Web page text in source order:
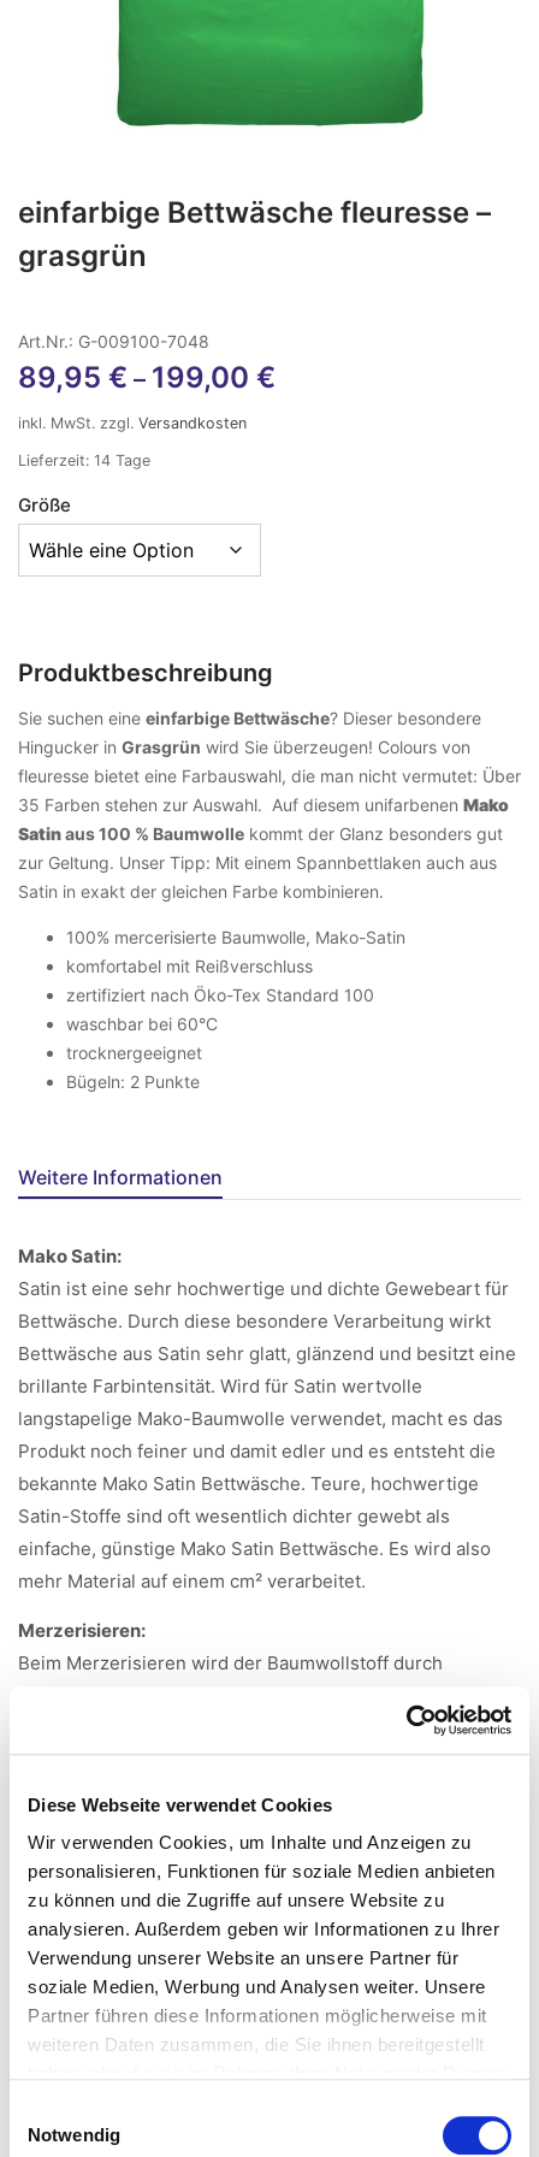
Diese Webseite verwendet Cookies
Wir verwenden Cookies, um Inhalte und Anzeigen zu
personalisieren, Funktionen für soziale Medien anbieten
zu können und die Zugriffe auf unsere Website zu
analysieren. Außerdem geben wir Informationen zu Ihrer
Verwendung unserer Website an unsere Partner für
soziale Medien, Werbung und Analysen weiter. Unsere
Partner führen diese Informationen möglicherweise mit
weiteren Daten zusammen, die Sie ihnen bereitgestellt
Notwendig
einfarbige Bettwäsche fleuresse –
grasgrün
Art.Nr.: G-009100-7048
89,95 € – 199,00 €
inkl. MwSt. zzgl. Versandkosten
Lieferzeit: 14 Tage
Größe
Produktbeschreibung
Sie suchen eine einfarbige Bettwäsche? Dieser besondere
Hingucker in Grasgrün wird Sie überzeugen! Colours von
fleuresse bietet eine Farbauswahl, die man nicht vermutet: Über
35 Farben stehen zur Auswahl. Auf diesem unifarbenen Mako
Satinaus 100 % Baumwolle kommt der Glanz besonders gut
zur Geltung. Unser Tipp: Mit einem Spannbettlaken auch aus
Satin in exakt der gleichen Farbe kombinieren.
100% mercerisierte Baumwolle, Mako-Satin
komfortabel mit Reißverschluss
zertifiziert nach Öko-Tex Standard 100
waschbar bei 60°C
trocknergeeignet
Bügeln: 2 Punkte
Weitere Informationen
Mako Satin:
Satin ist eine sehr hochwertige und dichte Gewebeart für
Bettwäsche. Durch diese besondere Verarbeitung wirkt
Bettwäsche aus Satin sehr glatt, glänzend und besitzt eine
brillante Farbintensität. Wird für Satin wertvolle
langstapelige Mako-Baumwolle verwendet, macht es das
Produkt noch feiner und damit edler und es entsteht die
bekannte Mako Satin Bettwäsche. Teure, hochwertige
Satin-Stoffe sind oft wesentlich dichter gewebt als
einfache, günstige Mako Satin Bettwäsche. Es wird also
mehr Material auf einem cm² verarbeitet.
Merzerisieren:
Beim Merzerisieren wird der Baumwollstoff durch
aufnahmefähiger für Farbstoffe wird. Spannbettlaken und
Bettwäsche aus merzerisierter Baumwolle bestechen
Größenhinweise einfarbige Bettwäsche Colours:
Garnituren in der Größe 200x200, 200x220 und 240x220
werden mit einer Wäschefalte im oberen Drittel gefertigt.
Garnituren in der Größe 200x220: Breite = 200, Länge =
220. D. h. der Reißverschluss befindet sich auf der Breite
von 200cm.
von 240cm.